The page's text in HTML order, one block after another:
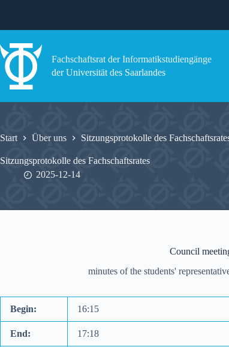
Fachschaftsrat der Informatikstudiengänge
der Universität des Saarlandes
Start Über uns Sitzungsprotokolle des
Sitzungsprotokolle des Fachschaftsrates
2025-12-14
Council
minutes of the students'
Begin: 16:15
End: 17:18